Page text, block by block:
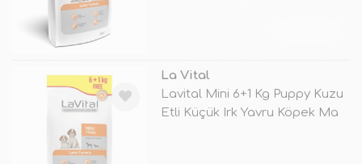
La Vital
Lavital Mini 6+1 Kg Puppy Kuzu
Etli Küçük Irk Yavru Köpek Ma